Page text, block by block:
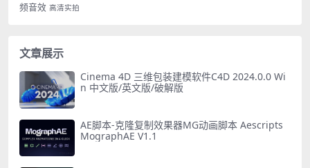
频音效 高清实拍
文章展示
Cinema 4D 三维包装建模软件C4D 2024.0.0 Wi
n 中文版/英文版/破解版
AE脚本-克隆复制效果器MG动画脚本 Aescripts
MographAE V1.1